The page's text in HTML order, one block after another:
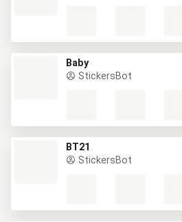
Baby
StickersBot
BT21
StickersBot